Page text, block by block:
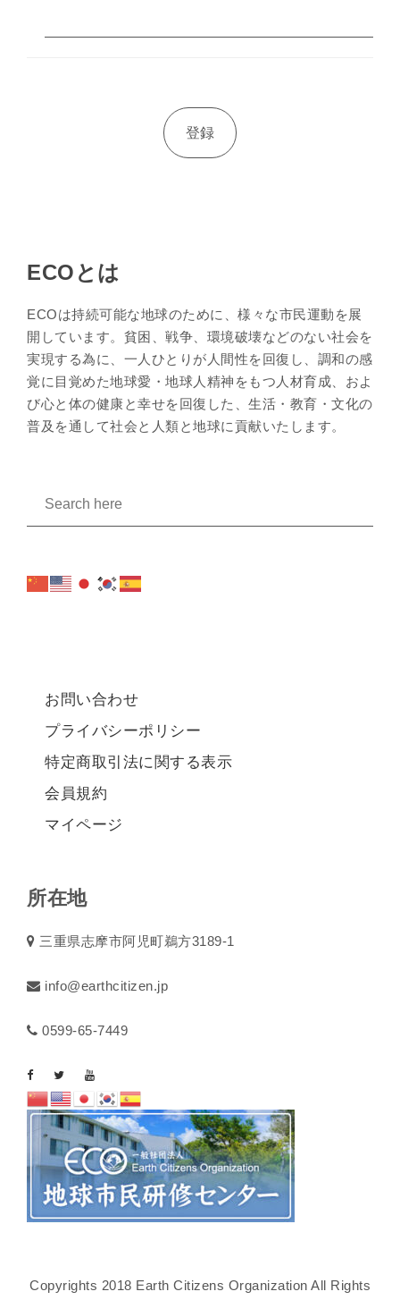
ECOとは
ECOは持続可能な地球のために、様々な市民運動を展
開しています。貧困、戦争、環境破壊などのない社会を
実現する為に、一人ひとりが人間性を回復し、調和の感
覚に目覚めた地球愛・地球人精神をもつ人材育成、およ
び心と体の健康と幸せを回復した、生活・教育・文化の
普及を通して社会と人類と地球に貢献いたします。
お問い合わせ
プライバシーポリシー
特定商取引法に関する表示
会員規約
マイページ
所在地
三重県志摩市阿児町鵜方3189-1
info@earthcitizen.jp
0599-65-7449
Copyrights 2018 Earth Citizens Organization All Rights